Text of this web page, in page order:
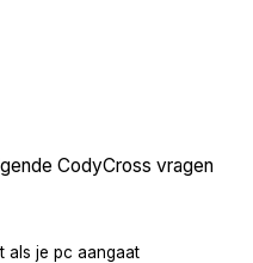
CodyCross vragen
als je pc aangaat